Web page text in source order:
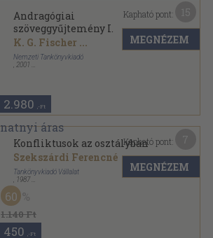
Andragógiai
szöveggyűjtemény I.
K. G. Fischer ...
Nemzeti Tankönyvkiadó
2001
2.980 ,-Ft
Kapható pont:
MEGNÉZEM
Konfliktusok az osztályban
Szekszárdi Ferencné
Tankönyvkiadó Vállalat
1987
Ragasztott papírkötés
Korszerű nevelés sorozat
1.140 Ft
60
450 ,-Ft
Kapható pont:
MEGNÉZEM